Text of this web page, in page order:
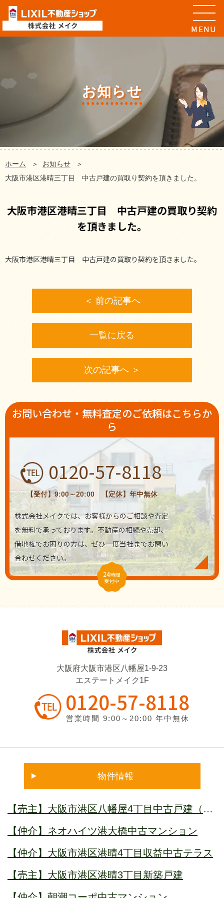
お知らせ
ホーム
お知らせ
大阪市港区港晴三丁目 中古戸建の買取り契約を頂きました。
大阪市港区港晴三丁目 中古戸建の買取り契約
を頂きました。
大阪市港区港晴三丁目 中古戸建の買取り契約を頂きました。
＜ 前の記事へ
一覧に戻る
次の記事へ ＞
お問い合わせ・無料査定のご依頼はこちらか
ら
0120-57-8118
【受付】9:00～20:00 【定休】年中無休
株式会社メイクでは、お客様からのご相談や査定
を無料で承っております。不動産の相続や売却、
借地権でお困りの方は、ぜひ一度当社までお問い
合わせください。
大阪府大阪市港区八幡屋1-9-23
エステートメイク1F
0120-57-8118
営業時間 9:00～20:00 年中無休
物件情報
【売主】大阪市港区八幡屋4丁目中古戸建（借
【仲介】ネオハイツ港大橋中古マンション
【仲介】大阪市港区港晴4丁目収益中古テラス
【売主】大阪市港区港晴3丁目新築戸建